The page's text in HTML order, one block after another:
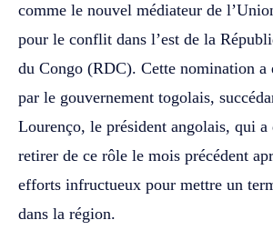
comme le nouvel médiateur de
pour le conflit dans l’est de la
du Congo (RDC). Cette nomination a
par le gouvernement togolais,
Lourenço, le président angolais, qui a
retirer de ce rôle le mois précédent
efforts infructueux pour mettre un
dans la région.